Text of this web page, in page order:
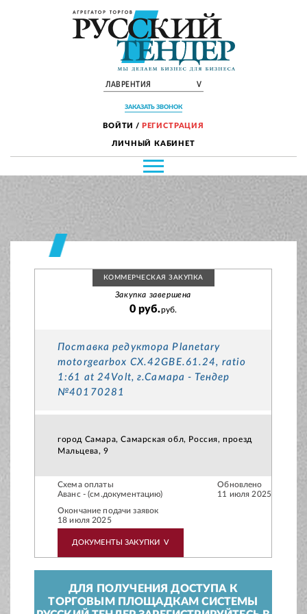
ЛАВРЕНТИЯ V
ЗАКАЗАТЬ ЗВОНОК
ВОЙТИ / РЕГИСТРАЦИЯ
ЛИЧНЫЙ КАБИНЕТ
КОММЕРЧЕСКАЯ ЗАКУПКА
Закупка завершена
0 руб.руб.
Поставка редуктора Planetary
motorgearbox CX.42GBE.61.24, ratio
1:61 at 24Volt, г.Самара - Тендер
№40170281
город Самара, Самарская обл, Россия, проезд
Мальцева, 9
Схема оплаты
Аванс - (см.документацию)
Обновлено
11 июля 2025
Окончание подачи заявок
18 июля 2025
ДОКУМЕНТЫ ЗАКУПКИ V
ДЛЯ ПОЛУЧЕНИЯ ДОСТУПА К
ТОРГОВЫМ ПЛОЩАДКАМ СИСТЕМЫ